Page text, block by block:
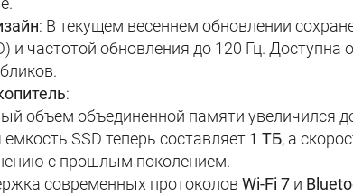
: В текущем весеннем обновлении
и частотой обновления до 120 Гц.
:
объем объединенной памяти увеличился
SSD теперь составляет 1 ТБ, а
с прошлым поколением.
современных протоколов Wi-Fi 7 и